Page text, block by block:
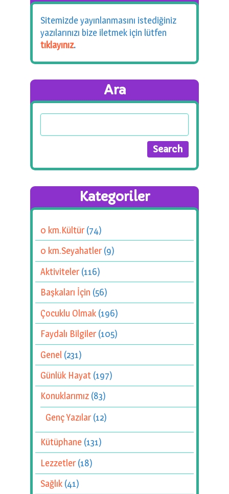
Sitemizde yayınlanmasını istediğiniz
yazılarınızı bize iletmek için lütfen
tıklayınız.
Ara
Kategoriler
0 km.Kültür(74)
0 km.Seyahatler(9)
Aktiviteler(116)
Başkaları İçin (56)
Çocuklu Olmak (196)
Faydalı Bilgiler(105)
Genel (231)
Günlük Hayat (197)
Konuklarımız (83)
Genç Yazılar(12)
Kütüphane (131)
Lezzetler(18)
Sağlık (41)